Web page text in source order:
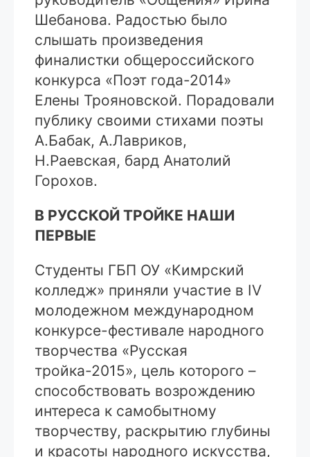
Шебанова. Радостью было
слышать произведения
финалистки общероссийского
конкурса «Поэт года-2014»
Елены Трояновской. Порадовали
публику своими стихами поэты
А.Бабак, А.Лавриков,
Н.Раевская, бард Анатолий
Горохов.
В РУССКОЙ ТРОЙКЕ НАШИ
ПЕРВЫЕ
Студенты ГБП ОУ «Кимрский
колледж» приняли участие в IV
молодежном международном
конкурсе-фестивале народного
творчества «Русская
тройка-2015», цель которого –
способствовать возрождению
интереса к самобытному
творчеству, раскрытию глубины
и красоты народного искусства,